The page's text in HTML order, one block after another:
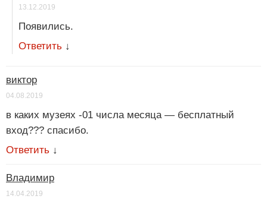
13.12.2019
Появились.
Ответить ↓
виктор
04.08.2019
в каких музеях -01 числа месяца — бесплатный
вход??? спасибо.
Ответить ↓
Владимир
14.04.2019